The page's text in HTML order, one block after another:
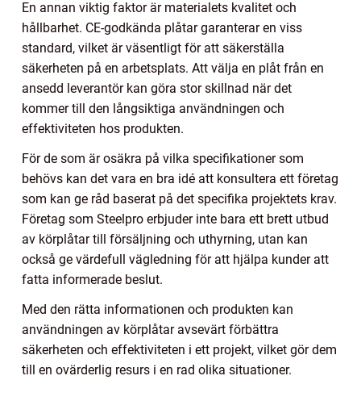
En annan viktig faktor är materialets kvalitet och
hållbarhet. CE-godkända plåtar garanterar en viss
standard, vilket är väsentligt för att säkerställa
säkerheten på en arbetsplats. Att välja en plåt från en
ansedd leverantör kan göra stor skillnad när det
kommer till den långsiktiga användningen och
effektiviteten hos produkten.
För de som är osäkra på vilka specifikationer som
behövs kan det vara en bra idé att konsultera ett företag
som kan ge råd baserat på det specifika projektets krav.
Företag som Steelpro erbjuder inte bara ett brett utbud
av körplåtar till försäljning och uthyrning, utan kan
också ge värdefull vägledning för att hjälpa kunder att
fatta informerade beslut.
Med den rätta informationen och produkten kan
användningen av körplåtar avsevärt förbättra
säkerheten och effektiviteten i ett projekt, vilket gör dem
till en ovärderlig resurs i en rad olika situationer.